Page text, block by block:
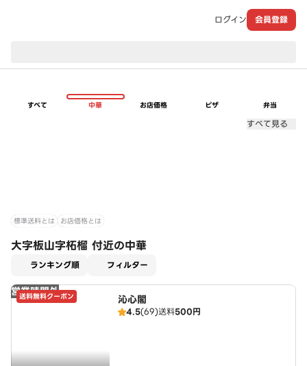
ログイン 会員登録
すべて 中華 お店価格 ピザ 弁当
すべて見る
標準送料とは お店価格とは
大字板山字柘榴 付近の中華
ランキング順 フィルター
営業時間外
送料無料クーポン 沁心閣
4.5(69)送料500円